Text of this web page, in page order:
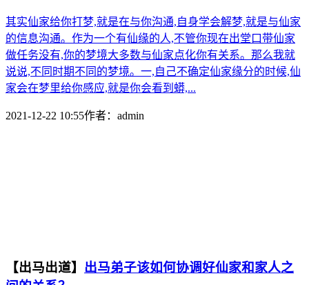
其实仙家给你打梦,就是在与你沟通,自身学会解梦,就是与仙家
的信息沟通。作为一个有仙缘的人,不管你现在出堂口带仙家
做任务没有,你的梦境大多数与仙家点化你有关系。那么我就
说说,不同时期不同的梦境。一,自己不确定仙家缘分的时候,仙
家会在梦里给你感应,就是你会看到蟒,...
2021-12-22 10:55作者： admin
【出马出道】 出马弟子该如何协调好仙家和家人之